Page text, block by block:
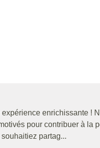
enrichissante !
pour contribuer à la
partag...